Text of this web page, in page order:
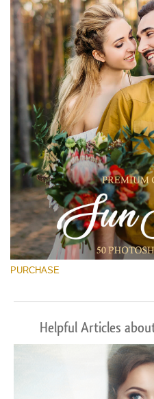
PURCHASE
Helpful Articles